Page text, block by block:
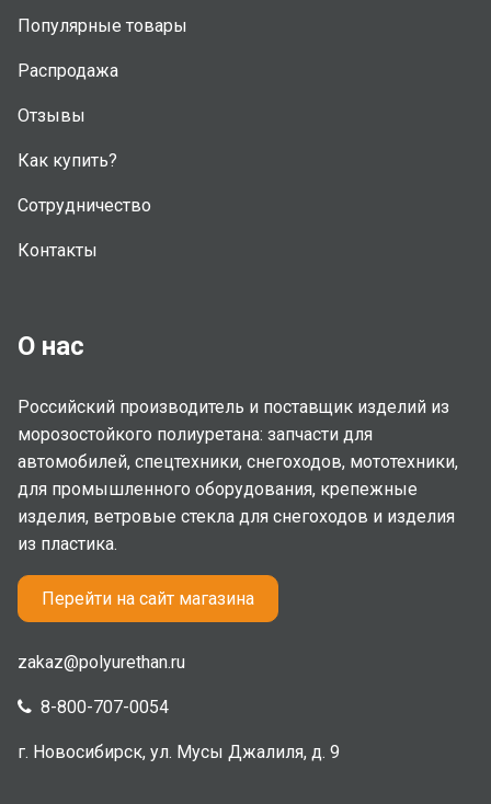
Популярные товары
Распродажа
Отзывы
Как купить?
Сотрудничество
Контакты
О нас
Российский производитель и поставщик изделий из
морозостойкого полиуретана: запчасти для
автомобилей, спецтехники, снегоходов, мототехники,
для промышленного оборудования, крепежные
изделия, ветровые стекла для снегоходов и изделия
из пластика.
Перейти на сайт магазина
zakaz@polyurethan.ru
8-800-707-0054
г. Новосибирск, ул. Мусы Джалиля, д. 9